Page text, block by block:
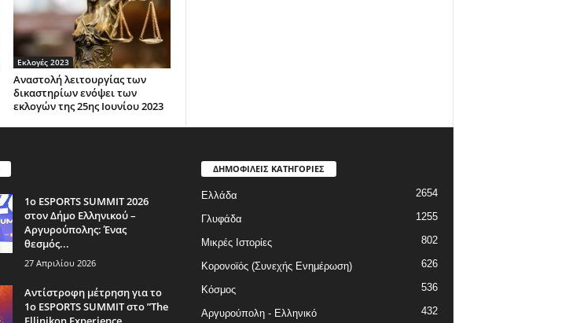
Εκλογές 2023
Αναστολή λειτουργίας των
δικαστηρίων ενόψει των
εκλογών της 25ης Ιουνίου 2023
1ο ESPORTS SUMMIT 2026
στον Δήμο Ελληνικού –
Αργυρούπολης: Ένας
θεσμός...
27 Απριλίου 2026
Αντίστροφη μέτρηση για το
1ο ESPORTS SUMMIT στο ”The
ΔΗΜΟΦΙΛΕΙΣ ΚΑΤΗΓΟΡΙΕΣ
Ελλάδα 2654
Γλυφάδα 1255
Μικρές Ιστορίες 802
Κορονοϊός (Συνεχής Ενημέρωση) 626
Κόσμος 536
Αργυρούπολη - Ελληνικό 432